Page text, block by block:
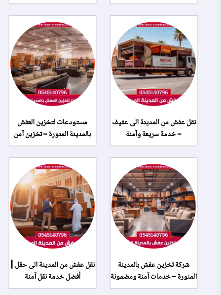
نقل عفش من المدينة الى عفيف
– خدمة سريعة وآمنة
مستودعات لتخزين العفش
بالمدينة المنورة – تخزين آمن
شركة تخزين عفش بالمدينة
المنورة – خدمات آمنة ومضمونة
نقل عفش من المدينة الى حقل |
أفضل خدمة نقل آمنة